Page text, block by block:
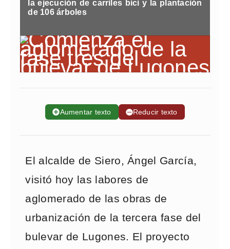
la ejecución de carriles bici y la plantación
de 106 árboles
➕Aumentar texto ➖Reducir texto
El alcalde de Siero, Ángel García,
visitó hoy las labores de
aglomerado de las obras de
urbanización de la tercera fase del
bulevar de Lugones. El proyecto